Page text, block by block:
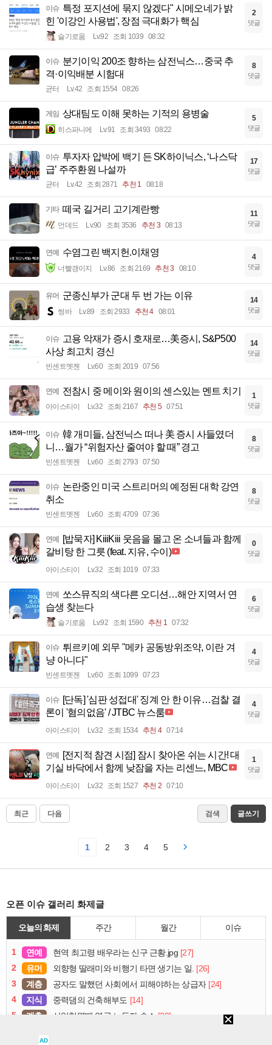
이슈 특정 포지션에 묶지 않겠다" 시메오네가 밝
힌 '이강인 사용법', 장점 극대화가 핵심
슬기로움 Lv.92 조회 1039 08:32
2
댓글
이슈 분기이익 200조 향하는 삼전닉스…중국 추
격·이익배분 시험대
균터 Lv.42 조회 1554 08:26
8
댓글
게임 상대팀도 이해 못하는 기적의 용병술
히스파니에 Lv.91 조회 3493 08:22
5
댓글
이슈 투자자 압박에 백기 든 SK하이닉스, ‘나스닥
급’ 주주환원 나설까
균터 Lv.42 조회 2871 추천 1 08:18
17
댓글
기타 떼국 길거리 고기계란빵
언데드 Lv.90 조회 3536 추천 3 08:13
11
댓글
연예 수염그린 백지헌.이채영
너빨갱이지 Lv.86 조회 2169 추천 3 08:10
4
댓글
유머 군종신부가 군대 두 번 가는 이유
썽바 Lv.89 조회 2933 추천 4 08:01
14
댓글
이슈 고용 악재가 증시 호재로…美증시, S&P500
사상 최고치 경신
빈센트멧젠 Lv.60 조회 2019 07:56
14
댓글
연예 전참시 중 메이와 원이의 센스있는 멘트 치기
아이스티이 Lv.32 조회 2167 추천 5 07:51
1
댓글
이슈 韓 개미들, 삼전닉스 떠나 美 증시 사들였더
니…월가 “위험자산 줄여야 할 때” 경고
빈센트멧젠 Lv.60 조회 2793 07:50
8
댓글
이슈 논란중인 미국 스트리머의 예정된 대학 강연
취소
빈센트멧젠 Lv.60 조회 4709 07:36
8
댓글
연예
[밥묵자] KiiiKiii 웃음을 몰고 온 소녀들과 함께
갈비탕 한 그릇 (feat. 지유, 수이)
아이스티이 Lv.32 조회 1019 07:33
0
댓글
연예
쏘스뮤직의 색다른 오디션…해안 지역서 연
습생 찾는다
슬기로움 Lv.92 조회 1590 추천 1 07:32
6
댓글
이슈 튀르키예 외무 "메카 공동방위조약, 이란 겨
냥 아니다"
빈센트멧젠 Lv.60 조회 1099 07:23
4
댓글
이슈 [단독] '심판 성접대' 징계 안 한 이유…검찰 결
론이 '혐의없음' / JTBC 뉴스룸
아이스티이 Lv.32 조회 1534 추천 4 07:14
4
댓글
연예
[전지적 참견 시점] 잠시 찾아온 쉬는 시간! 대
기실 바닥에서 함께 낮잠을 자는 리센느, MBC
아이스티이 Lv.32 조회 1527 추천 2 07:10
1
댓글
최근 다음 검색 글쓰기
1 2 3 4 5
오픈 이슈 갤러리 화제글
오늘의 화제 주간 월간 이슈
1 연예 현역 최고령 배우라는 신구 근황.jpg [27]
2
유머 외향형 딸래미와 비행기 타면 생기는 일. [26]
3
계층 공자도 말했던 사회에서 피해야하는 상급자 [24]
4
지식 중력댐의 건축해부도 [14]
5
계층 산업혁명때 영국 노동자 숙소 [20]
AD